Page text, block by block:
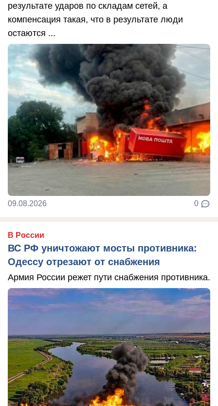
результате ударов по складам сетей, а
компенсация такая, что в результате люди
остаются ...
09.08.2026 0
В России
ВС РФ уничтожают мосты противника:
Одессу отрезают от снабжения
Армия России режет пути снабжения противника.